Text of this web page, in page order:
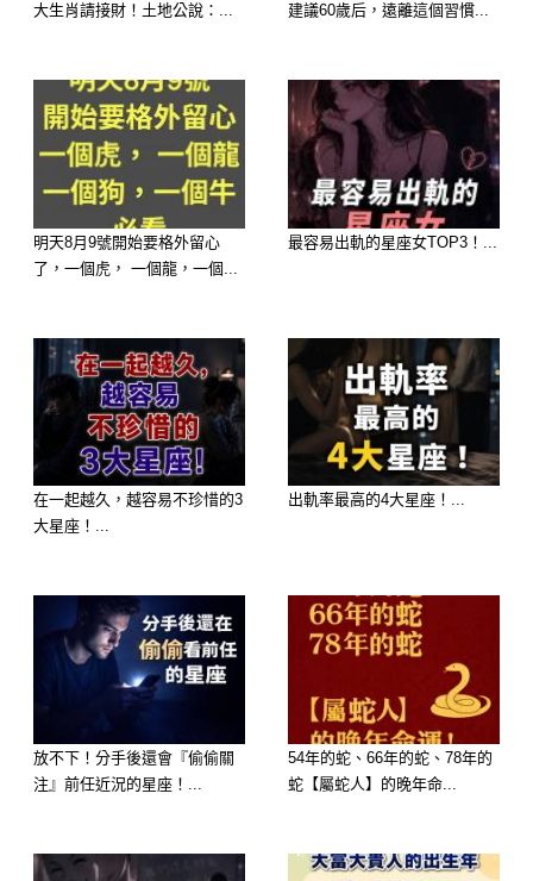
手拿桶子往裡面「倒水」，想說這樣沖
看起來好像沒什麼，但其實這個動作，
長期下來真的會出問題，而且不少人都
是「出事了才知道後悔」。
今天就直接跟你講清楚，為什麼真的不
建議這樣做👇
一、你以為省水，其實更浪費
很多人會覺得「倒水沖比較省水」，但
大生肖請接財！土地公說：...
建議60歲后，遠離這個習慣...
明天8月9號開始要格外留心
了，一個虎， 一個龍，一個...
最容易出軌的星座女TOP3！...
在一起越久，越容易不珍惜的3
大星座！...
出軌率最高的4大星座！...
放不下！分手後還會『偷偷關
注』前任近況的星座！...
54年的蛇、66年的蛇、78年的
蛇【屬蛇人】的晚年命...